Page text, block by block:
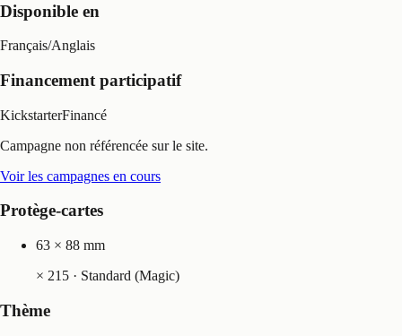
Disponible en
Français/Anglais
Financement participatif
KickstarterFinancé
Campagne non référencée sur le site.
Voir les campagnes en cours
Protège-cartes
63 × 88 mm
× 215 · Standard (Magic)
Thème